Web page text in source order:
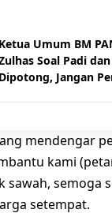
Ketua Umum BM
Soal Padi
Dipotong, Jangan
mendengar
kami
sawah, semoga
setempat.